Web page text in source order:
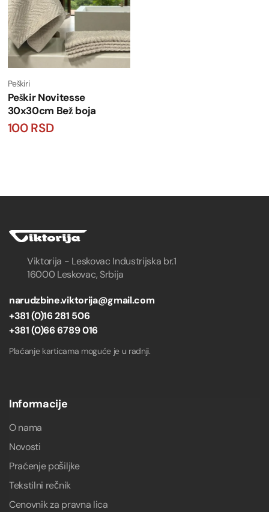
Peškiri
Peškir Novitesse
30x30cm Bež boja
100RSD
Viktorija - Leskovac Industrijska br.1
16000 Leskovac, Srbija
narudzbine.viktorija@gmail.com
+381 (0)16 281 506
+381 (0)66 6789 016
Plaćanje karticama moguće je u radnji.
Informacije
O nama
Novosti
Praćenje pošiljke
Tekstilni rečnik
Cenovnik za pravna lica